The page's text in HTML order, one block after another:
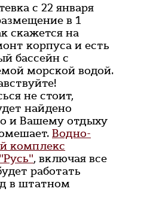
с 22 января
в 1
скажется на
корпуса и есть
бассейн с
морской водой.
не стоит,
найдено
и Вашему отдыху
Водно-
комплекс
, включая все
работать
в штатном